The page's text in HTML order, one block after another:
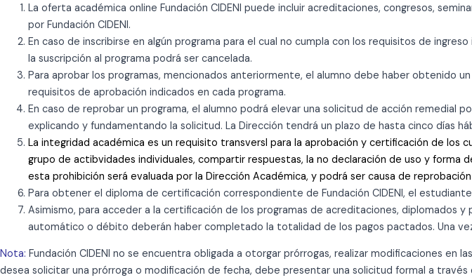
La oferta académica online Fundación CIDENI puede incluir acreditaciones, congresos,
por Fundación CIDENI.
En caso de inscribirse en algún programa para el cual no cumpla con los requisitos de
la suscripción al programa podrá ser cancelada.
Para aprobar los programas, mencionados anteriormente, el alumno debe haber obtenido
requisitos de aprobación indicados en cada programa.
En caso de reprobar un programa, el alumno podrá elevar una solicitud de acción remedial
explicando y fundamentando la solicitud. La Dirección tendrá un plazo de hasta cinco días
La integridad académica es un requisito transversl para la aprobación y certificación de
grupo de actibvidades individuales, compartir respuestas, la no declaración de uso y forma
esta prohibición será evaluada por la Dirección Académica, y podrá ser causa de
Para obtener el diploma de certificación correspondiente de Fundación CIDENI, el
Asimismo, para acceder a la certificación de los programas de acreditaciones, diplomados
automático o débito deberán haber completado la totalidad de los pagos pactados. Una
Nota: Fundación CIDENI no se encuentra obligada a otorgar prórrogas, realizar modificaciones en
desea solicitar una prórroga o modificación de fecha, debe presentar una solicitud formal a